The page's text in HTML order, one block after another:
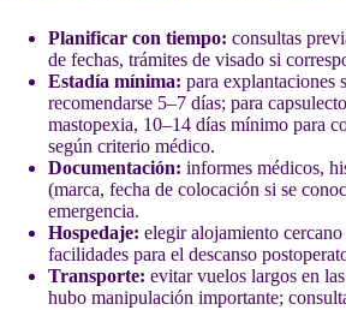
Planificar con tiempo: consultas
de fechas, trámites de visado si
Estadía mínima: para explantaciones
recomendarse 5–7 días; para
mastopexia, 10–14 días mínimo para
según criterio médico.
Documentación: informes médicos,
(marca, fecha de colocación si se
emergencia.
Hospedaje: elegir alojamiento
facilidades para el descanso
Transporte: evitar vuelos largos en
hubo manipulación importante;